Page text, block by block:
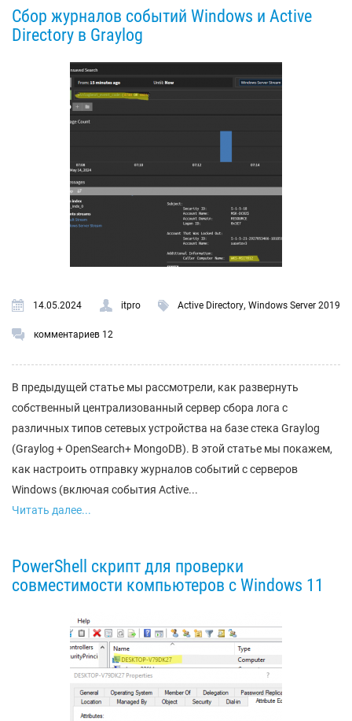
Сбор журналов событий Windows и Active
Directory в Graylog
14.05.2024 itpro Active Directory, Windows Server 2019
комментариев 12
В предыдущей статье мы рассмотрели, как развернуть
собственный централизованный сервер сбора лога с
различных типов сетевых устройства на базе стека Graylog
(Graylog + OpenSearch+ MongoDB). В этой статье мы покажем,
как настроить отправку журналов событий с серверов
Windows (включая события Active...
Читать далее...
PowerShell скрипт для проверки
совместимости компьютеров с Windows 11